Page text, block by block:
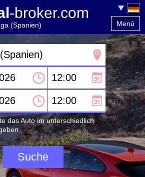
-broker.com
(Spanien) Menú
Home Kontakt
das Auto im unterschiedlich